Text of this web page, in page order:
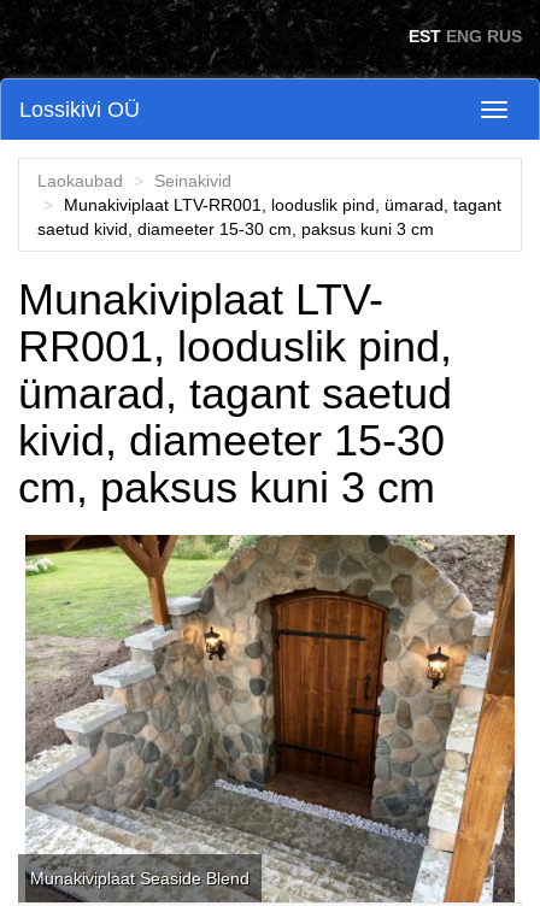
Skip to main content EST ENG RUS
Lossikivi OÜ
Laokaubad
Seinakivid
Munakiviplaat LTV-RR001, looduslik pind, ümarad, tagant
saetud kivid, diameeter 15-30 cm, paksus kuni 3 cm
Munakiviplaat LTV-
RR001, looduslik pind,
ümarad, tagant saetud
kivid, diameeter 15-30
cm, paksus kuni 3 cm
Munakiviplaat Seaside Blend